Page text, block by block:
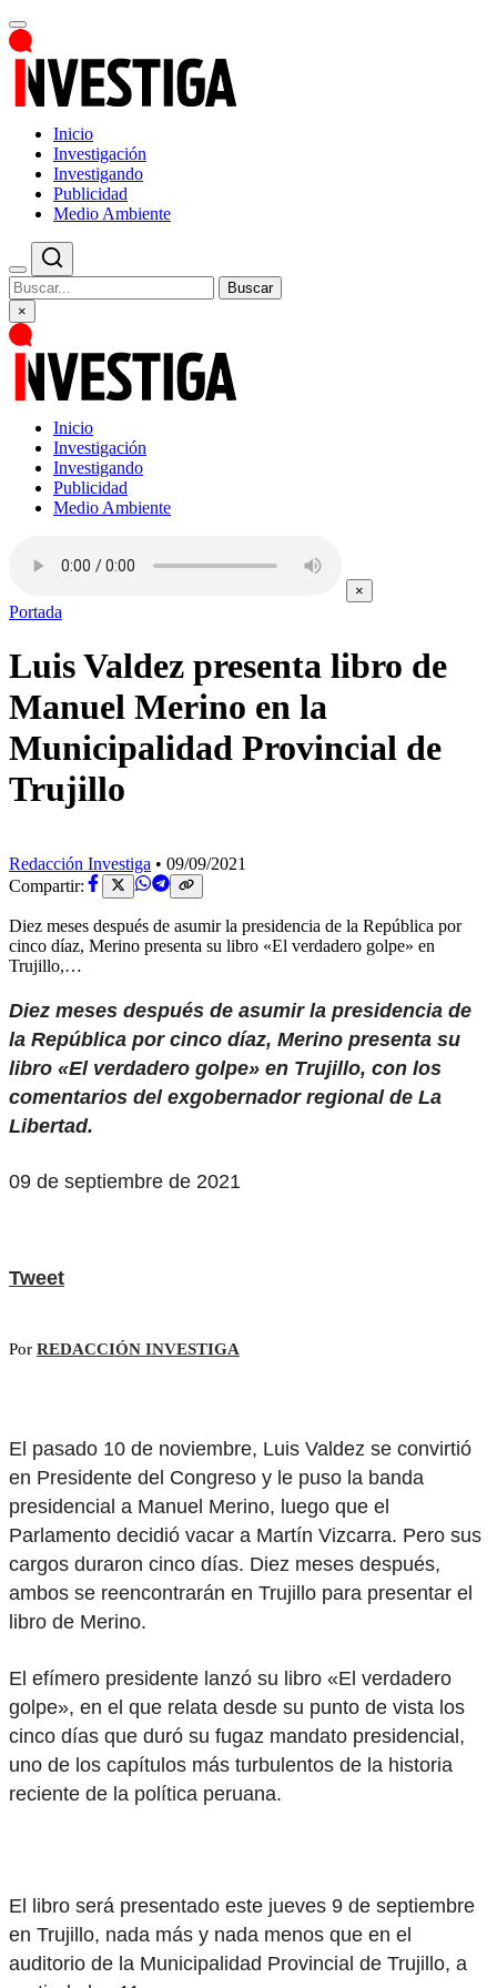
Inicio
Investigación
Investigando
Publicidad
Medio Ambiente
Buscar
×
Inicio
Investigación
Investigando
Publicidad
Medio Ambiente
×
Portada
Luis Valdez presenta libro de
Manuel Merino en la
Municipalidad Provincial de
Trujillo
Redacción Investiga • 09/09/2021
Compartir:
Diez meses después de asumir la presidencia de la República por
cinco díaz, Merino presenta su libro «El verdadero golpe» en
Trujillo,…
Diez meses después de asumir la presidencia de
la República por cinco díaz, Merino presenta su
libro «El verdadero golpe» en Trujillo, con los
comentarios del exgobernador regional de La
Libertad.
09 de septiembre de 2021
Tweet
Por REDACCIÓN INVESTIGA
El pasado 10 de noviembre, Luis Valdez se convirtió
en Presidente del Congreso y le puso la banda
presidencial a Manuel Merino, luego que el
Parlamento decidió vacar a Martín Vizcarra. Pero sus
cargos duraron cinco días. Diez meses después,
ambos se reencontrarán en Trujillo para presentar el
libro de Merino.
El efímero presidente lanzó su libro «El verdadero
golpe», en el que relata desde su punto de vista los
cinco días que duró su fugaz mandato presidencial,
uno de los capítulos más turbulentos de la historia
reciente de la política peruana.
El libro será presentado este jueves 9 de septiembre
en Trujillo, nada más y nada menos que en el
auditorio de la Municipalidad Provincial de Trujillo, a